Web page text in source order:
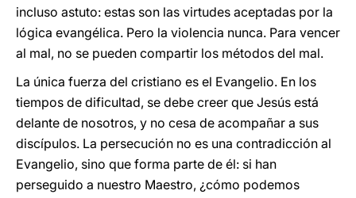
incluso astuto: estas son las virtudes aceptadas por la
lógica evangélica. Pero la violencia nunca. Para vencer
al mal, no se pueden compartir los métodos del mal.
La única fuerza del cristiano es el Evangelio. En los
tiempos de dificultad, se debe creer que Jesús está
delante de nosotros, y no cesa de acompañar a sus
discípulos. La persecución no es una contradicción al
Evangelio, sino que forma parte de él: si han
perseguido a nuestro Maestro, ¿cómo podemos